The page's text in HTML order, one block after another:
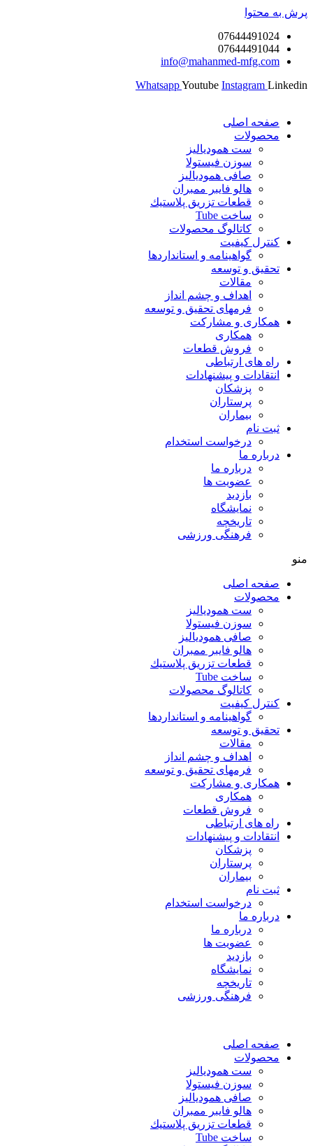
پرش به محتوا
07644491024
07644491044
info@mahanmed-mfg.com
WhatsappYoutube Instagram Linkedin
صفحه اصلی
محصولات
ست همودیالیز
سوزن فیستولا
صافی همودیالیز
هالو فایبر ممبران
قطعات تزريق پلاستيك
ساخت Tube
کاتالوگ محصولات
کنترل کیفیت
گواهينامه و استانداردها
تحقيق و توسعه
مقالات
اهداف و چشم انداز
فرمهای تحقیق و توسعه
همکاری و مشارکت
همکاری
فروش قطعات
راه های ارتباطی
انتقادات و پيشنهادات
پزشكان
پرستاران
بيماران
ثبت نام
درخواست استخدام
درباره ما
درباره ما
عضویت ها
بازدید
نمایشگاه
تاريخچه
فرهنگی ورزشی
منو
صفحه اصلی
محصولات
ست همودیالیز
سوزن فیستولا
صافی همودیالیز
هالو فایبر ممبران
قطعات تزريق پلاستيك
ساخت Tube
کاتالوگ محصولات
کنترل کیفیت
گواهينامه و استانداردها
تحقيق و توسعه
مقالات
اهداف و چشم انداز
فرمهای تحقیق و توسعه
همکاری و مشارکت
همکاری
فروش قطعات
راه های ارتباطی
انتقادات و پيشنهادات
پزشكان
پرستاران
بيماران
ثبت نام
درخواست استخدام
درباره ما
درباره ما
عضویت ها
بازدید
نمایشگاه
تاريخچه
فرهنگی ورزشی
صفحه اصلی
محصولات
ست همودیالیز
سوزن فیستولا
صافی همودیالیز
هالو فایبر ممبران
قطعات تزريق پلاستيك
ساخت Tube